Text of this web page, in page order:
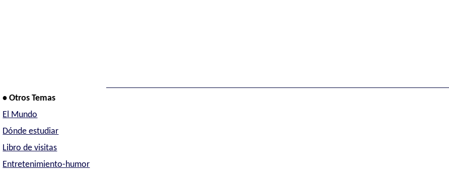
• Otros Temas
El Mundo
Dónde estudiar
Libro de visitas
Entretenimiento-humor